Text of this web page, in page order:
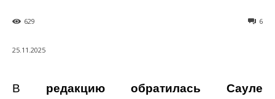
6
629
25.11.2025
В редакцию обратилась Сауле